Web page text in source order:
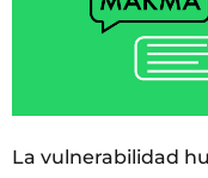
La vulnerabilidad